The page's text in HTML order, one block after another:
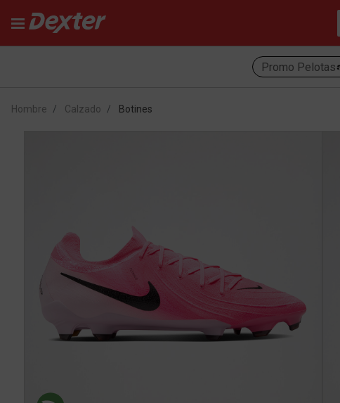
Promo Pelotas
Hombre Calzado Botines